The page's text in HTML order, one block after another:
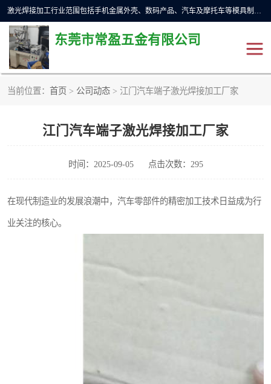
激光焊接加工行业范围包括手机金属外壳、数码产品、汽车及摩托车等模具制造和成型行业的模具修补，同时也适用于金属工件的直线、圆周等自动焊接，常用于手机电池、首饰、电子元件、传感器，钟表、精密机械、通信、工艺品等行业。
东莞市常盈五金有限公司
当前位置： 首页 > 公司动态 > 江门汽车端子激光焊接加工厂家
江门汽车端子激光焊接加工厂家
时间：2025-09-05 点击次数：295
在现代制造业的发展浪潮中，汽车零部件的精密加工技术日益成为行
业关注的核心。
铝合金产品激光焊接 铁制品激光焊接加工
紫铜产品激光焊接 铁螺柱激光焊接加工
水冷波纹管焊接